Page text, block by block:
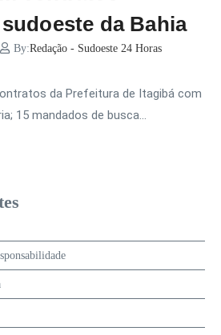
da Bahia
By:Redação - Sudoeste 24 Horas
da Prefeitura de Itagibá com
15 mandados de busca…